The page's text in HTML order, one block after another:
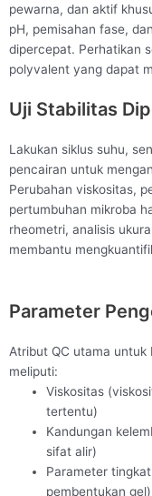
pewarna, dan aktif
pH, pemisahan fase,
dipercepat. Perhatikan
polyvalent yang dapat
Uji Stabilitas
Lakukan siklus suhu,
pencairan untuk
Perubahan viskositas,
pertumbuhan mikroba
rheometri, analisis
membantu
Parameter
Atribut QC utama untuk
meliputi:
Viskositas
tertentu)
Kandungan
sifat alir)
Parameter
pembentukan gel)